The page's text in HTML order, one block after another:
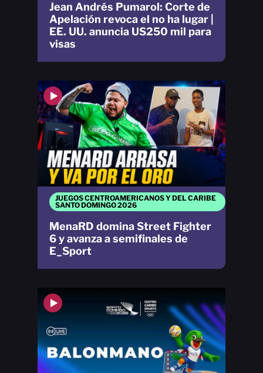
JUEGOS CENTROAMERICANOS Y DEL CARIBE
SANTO DOMINGO 2026
MenaRD domina Street Fighter
6 y avanza a semifinales de
E_Sport
Jean Andrés Pumarol: Corte de
Apelación revoca el no ha lugar |
EE. UU. anuncia US250 mil para
visas